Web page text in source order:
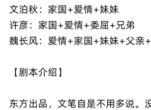
文泊秋：家国+爱情+妹妹
许彦：家国+爱情+委屈+兄弟
魏长风：爱情+家国+妹妹+父亲
【剧本介绍】
东方出品，文笔自是不用多说。